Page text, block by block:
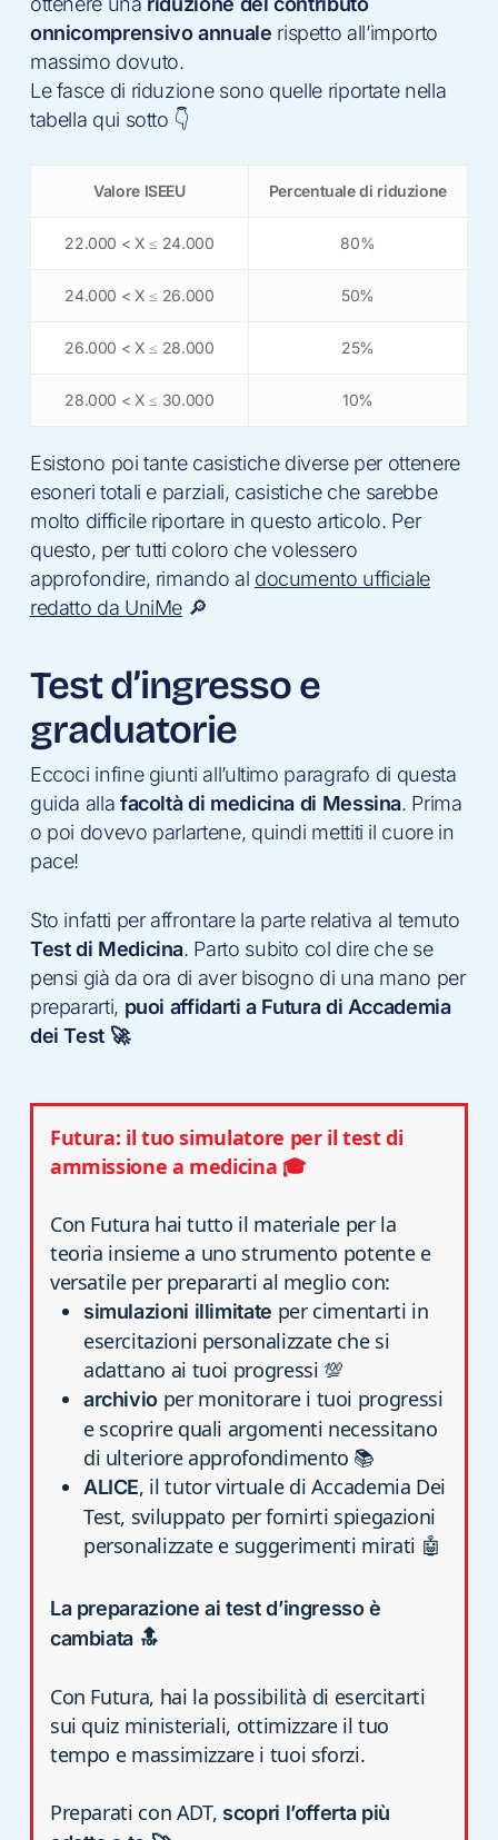
onnicomprensivo annuale rispetto all’importo
massimo dovuto.
Le fasce di riduzione sono quelle riportate nella
tabella qui sotto 👇
Valore ISEEU Percentuale di riduzione
22.000 < X ≤ 24.000 80%
24.000 < X ≤ 26.000 50%
26.000 < X ≤ 28.000 25%
28.000 < X ≤ 30.000 10%
Esistono poi tante casistiche diverse per ottenere
esoneri totali e parziali, casistiche che sarebbe
molto difficile riportare in questo articolo. Per
questo, per tutti coloro che volessero
approfondire, rimando al documento ufficiale
redatto da UniMe 🔎
Test d’ingresso e
graduatorie
Eccoci infine giunti all’ultimo paragrafo di questa
guida alla facoltà di medicina di Messina. Prima
o poi dovevo parlartene, quindi mettiti il cuore in
pace!
Sto infatti per affrontare la parte relativa al temuto
Test di Medicina. Parto subito col dire che se
pensi già da ora di aver bisogno di una mano per
prepararti, puoi affidarti a Futura di Accademia
dei Test 🚀
Futura: il tuo simulatore per il test di
ammissione a medicina 🎓
Con Futura hai tutto il materiale per la
teoria insieme a uno strumento potente e
versatile per prepararti al meglio con:
simulazioni illimitate per cimentarti in
esercitazioni personalizzate che si
adattano ai tuoi progressi 💯
archivio per monitorare i tuoi progressi
e scoprire quali argomenti necessitano
di ulteriore approfondimento 📚
ALICE, il tutor virtuale di Accademia Dei
Test, sviluppato per fornirti spiegazioni
personalizzate e suggerimenti mirati 🤖
La preparazione ai test d’ingresso è
cambiata 🔝
Con Futura, hai la possibilità di esercitarti
sui quiz ministeriali, ottimizzare il tuo
tempo e massimizzare i tuoi sforzi.
Preparati con ADT, scopri l’offerta più